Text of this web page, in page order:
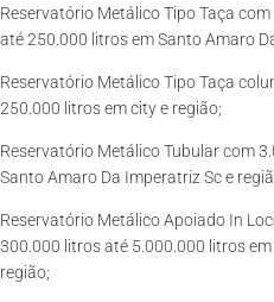
Reservatório Metálico Tipo Taça
até 250.000 litros em Santo Amaro
Reservatório Metálico Tipo Taça
250.000 litros em city e região;
Reservatório Metálico Tubular com
Santo Amaro Da Imperatriz Sc e
Reservatório Metálico Apoiado In
300.000 litros até 5.000.000 litros
região;